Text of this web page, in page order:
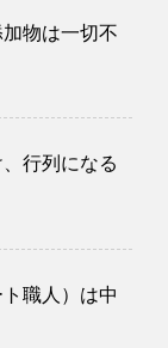
物は一切不
行列になる
職人）は中